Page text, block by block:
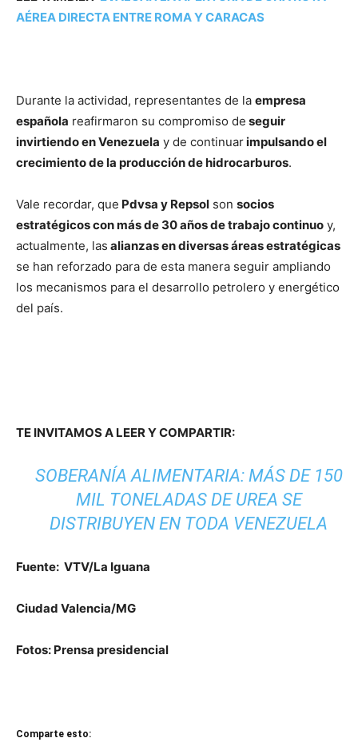
AÉREA DIRECTA ENTRE ROMA Y CARACAS
Durante la actividad, representantes de la empresa
española reafirmaron su compromiso de seguir
invirtiendo en Venezuela y de continuarimpulsando el
crecimiento de la producción de hidrocarburos.
Vale recordar, que Pdvsa y Repsol son socios
estratégicos con más de 30 años de trabajo continuo y,
actualmente, las alianzas en diversas áreas estratégicas
se han reforzado para de esta manera seguir ampliando
los mecanismos para el desarrollo petrolero y energético
del país.
TE INVITAMOS A LEER Y COMPARTIR:
SOBERANÍA ALIMENTARIA: MÁS DE 150
MIL TONELADAS DE UREA SE
DISTRIBUYEN EN TODA VENEZUELA
Fuente: VTV/La Iguana
Ciudad Valencia/MG
Fotos: Prensa presidencial
Comparte esto: